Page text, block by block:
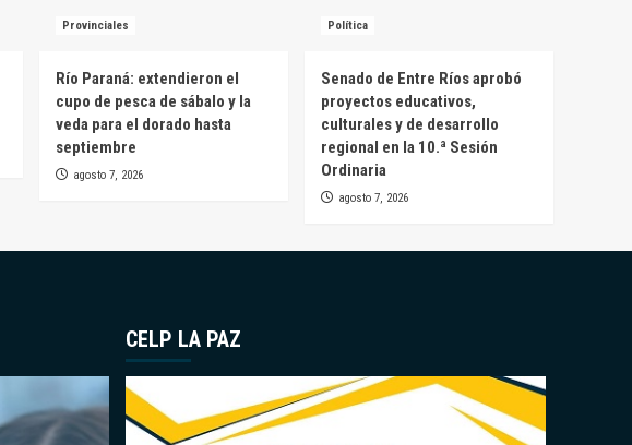
Provinciales
Río Paraná: extendieron el
cupo de pesca de sábalo y la
veda para el dorado hasta
septiembre
agosto 7, 2026
Política
Senado de Entre Ríos aprobó
proyectos educativos,
culturales y de desarrollo
regional en la 10.ª Sesión
Ordinaria
agosto 7, 2026
CELP LA PAZ